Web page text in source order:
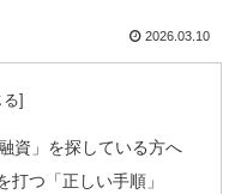
2026.03.10
資」を探している方へ
打つ「正しい手順」